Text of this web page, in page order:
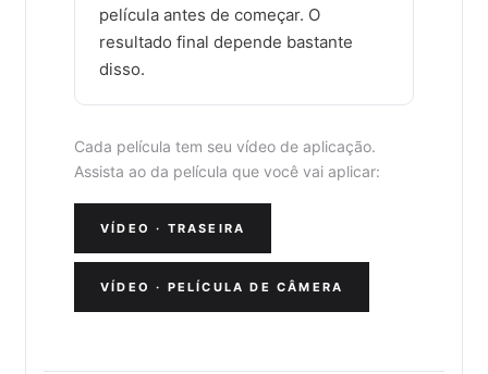
película antes de começar. O
resultado final depende bastante
disso.
Cada película tem seu vídeo de aplicação.
Assista ao da película que você vai aplicar:
VÍDEO · TRASEIRA
VÍDEO · PELÍCULA DE CÂMERA